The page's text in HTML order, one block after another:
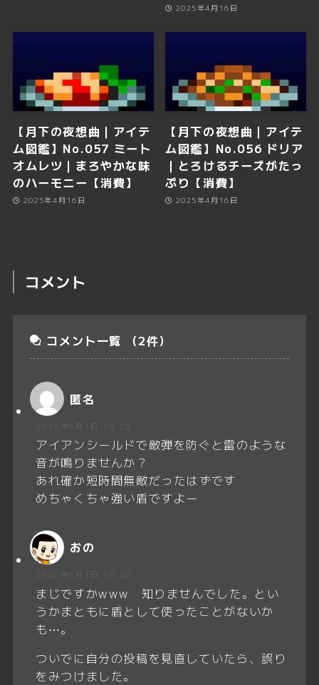
2025年4月16日
【月下の夜想曲｜アイテ
ム図鑑】No.057 ミート
オムレツ｜まろやかな味
のハーモニー【消費】
2025年4月16日
【月下の夜想曲｜アイテ
ム図鑑】No.056 ドリア
｜とろけるチーズがたっ
ぷり【消費】
2025年4月16日
コメント
コメント一覧 （2件）
匿名
2026年6月1日 13:23
アイアンシールドで敵弾を防ぐと雷のような
音が鳴りませんか？
あれ確か短時間無敵だったはずです
めちゃくちゃ強い盾ですよー
おの
2026年6月1日 13:28
まじですかwww 知りませんでした。とい
うかまともに盾として使ったことがないか
も⋯。
ついでに自分の投稿を見直していたら、誤り
をみつけました。